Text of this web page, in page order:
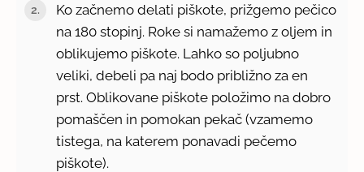
Ko začnemo delati piškote, prižgemo pečico
na 180 stopinj. Roke si namažemo z oljem in
oblikujemo piškote. Lahko so poljubno
veliki, debeli pa naj bodo približno za en
prst. Oblikovane piškote položimo na dobro
pomaščen in pomokan pekač (vzamemo
tistega, na katerem ponavadi pečemo
piškote).